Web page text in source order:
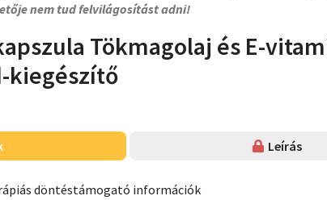
nem tud felvilágosítást adni!
Tökmagolaj és E-
kiegészítő
Leírás
döntéstámogató információk